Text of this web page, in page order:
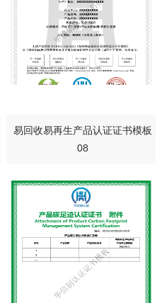
易回收易再生产品认证证书模板
08